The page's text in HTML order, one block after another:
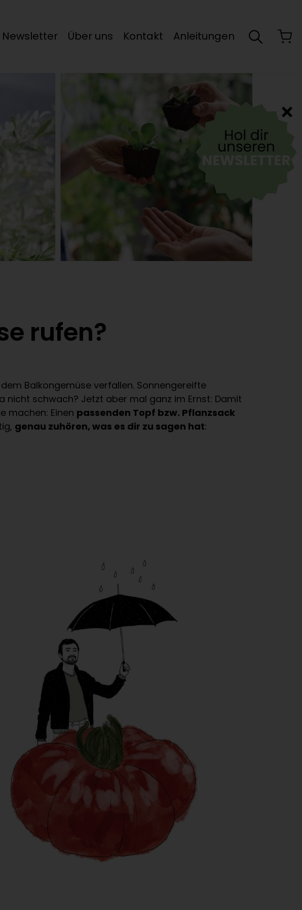
Newsletter Über uns Kontakt Anleitungen
rufen?
Balkongemüse verfallen. Sonnengereifte
nicht schwach? Jetzt aber mal ganz im Ernst: Damit
machen: Einen passenden Topf bzw. Pflanzsack
genau zuhören, was es dir zu sagen hat: